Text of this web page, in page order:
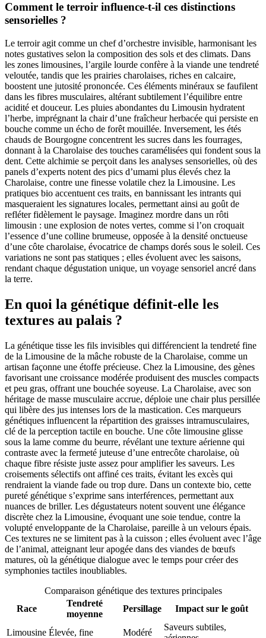
Comment le terroir influence-t-il ces distinctions
sensorielles ?
Le terroir agit comme un chef d’orchestre invisible, harmonisant les
notes gustatives selon la composition des sols et des climats. Dans
les zones limousines, l’argile lourde confère à la viande une tendreté
veloutée, tandis que les prairies charolaises, riches en calcaire,
boostent une jutosité prononcée. Ces éléments minéraux se faufilent
dans les fibres musculaires, altérant subtilement l’équilibre entre
acidité et douceur. Les pluies abondantes du Limousin hydratent
l’herbe, imprégnant la chair d’une fraîcheur herbacée qui persiste en
bouche comme un écho de forêt mouillée. Inversement, les étés
chauds de Bourgogne concentrent les sucres dans les fourrages,
donnant à la Charolaise des touches caramélisées qui fondent sous la
dent. Cette alchimie se perçoit dans les analyses sensorielles, où des
panels d’experts notent des pics d’umami plus élevés chez la
Charolaise, contre une finesse volatile chez la Limousine. Les
pratiques bio accentuent ces traits, en bannissant les intrants qui
masqueraient les signatures locales, permettant ainsi au goût de
refléter fidèlement le paysage. Imaginez mordre dans un rôti
limousin : une explosion de notes vertes, comme si l’on croquait
l’essence d’une colline brumeuse, opposée à la densité onctueuse
d’une côte charolaise, évocatrice de champs dorés sous le soleil. Ces
variations ne sont pas statiques ; elles évoluent avec les saisons,
rendant chaque dégustation unique, un voyage sensoriel ancré dans
la terre.
En quoi la génétique définit-elle les
textures au palais ?
La génétique tisse les fils invisibles qui différencient la tendreté fine
de la Limousine de la mâche robuste de la Charolaise, comme un
artisan façonne une étoffe précieuse. Chez la Limousine, des gènes
favorisant une croissance modérée produisent des muscles compacts
et peu gras, offrant une bouchée soyeuse. La Charolaise, avec son
héritage de masse musculaire accrue, déploie une chair plus persillée
qui libère des jus intenses lors de la mastication. Ces marqueurs
génétiques influencent la répartition des graisses intramusculaires,
clé de la perception tactile en bouche. Une côte limousine glisse
sous la lame comme du beurre, révélant une texture aérienne qui
contraste avec la fermeté juteuse d’une entrecôte charolaise, où
chaque fibre résiste juste assez pour amplifier les saveurs. Les
croisements sélectifs ont affiné ces traits, évitant les excès qui
rendraient la viande fade ou trop dure. Dans un contexte bio, cette
pureté génétique s’exprime sans interférences, permettant aux
nuances de briller. Les dégustateurs notent souvent une élégance
discrète chez la Limousine, évoquant une soie tendue, contre la
volupté enveloppante de la Charolaise, pareille à un velours épais.
Ces textures ne se limitent pas à la cuisson ; elles évoluent avec l’âge
de l’animal, atteignant leur apogée dans des viandes de bœufs
matures, où la génétique dialogue avec le temps pour créer des
symphonies tactiles inoubliables.
Comparaison génétique des textures principales
Race
Tendreté
moyenne
Persillage Impact sur le goût
Limousine Élevée, fine Modéré
Saveurs subtiles,